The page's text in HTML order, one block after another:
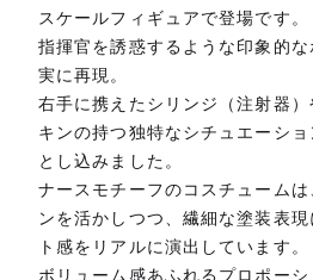
スケールフィギュアで登場です。
指揮官を誘惑するような印象的
実に再現。
右手に携えたシリンジ（注射器
キンの持つ独特なシチュエーシ
とし込みました。
ナースモチーフのコスチューム
ンを活かしつつ、繊細な塗装表
ト感をリアルに演出しています。
ボリューム感あふれるプロポー